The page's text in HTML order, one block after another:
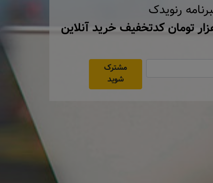
رنویدک
مشترک
شوید